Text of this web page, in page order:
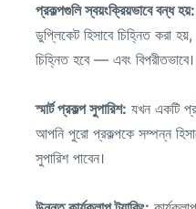
প্রকল্পগুলি স্বয়ংক্রিয়ভাবে বন্ধ হয়:
ডুপ্লিকেট হিসাবে চিহ্নিত করা
চিহ্নিত হবে — এবং বিপরীতভাবে।
স্মার্ট প্রকল্প সুপারিশ: যখন একটি
আপনি পুরো প্রকল্পকে সম্পন্ন
সুপারিশ পাবেন।